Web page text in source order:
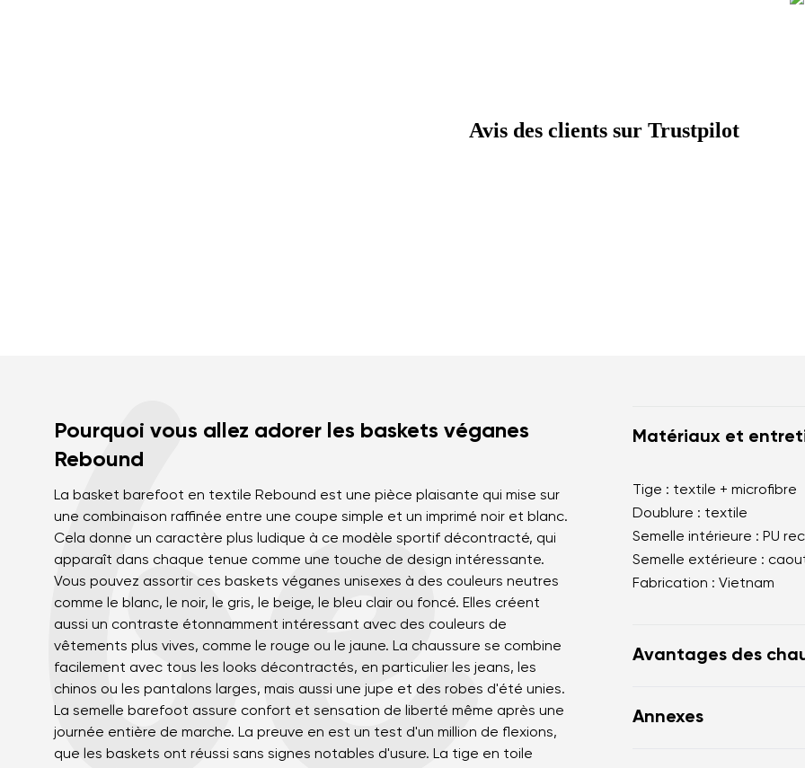
Avis des clients sur Trustpilot
Pourquoi vous allez adorer les baskets véganes
Rebound
La basket barefoot en textile Rebound est une pièce plaisante qui mise sur
une combinaison raffinée entre une coupe simple et un imprimé noir et blanc.
Cela donne un caractère plus ludique à ce modèle sportif décontracté, qui
apparaît dans chaque tenue comme une touche de design intéressante.
Vous pouvez assortir ces baskets véganes unisexes à des couleurs neutres
comme le blanc, le noir, le gris, le beige, le bleu clair ou foncé. Elles créent
aussi un contraste étonnamment intéressant avec des couleurs de
vêtements plus vives, comme le rouge ou le jaune. La chaussure se combine
facilement avec tous les looks décontractés, en particulier les jeans, les
chinos ou les pantalons larges, mais aussi une jupe et des robes d'été unies.
La semelle barefoot assure confort et sensation de liberté même après une
journée entière de marche. La preuve en est un test d'un million de flexions,
que les baskets ont réussi sans signes notables d'usure. La tige en toile
Matériaux et
Tige : textile + microfibre
Doublure : textile
Semelle intérieure : PU
Semelle extérieure :
Fabrication : Vietnam
Avantages des
la forme anatomique
Annexes
Votre prénom et nom
Votre prénom